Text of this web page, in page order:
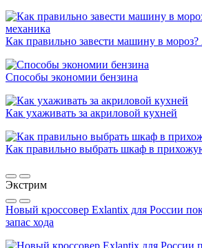
Как правильно завести машину в
Способы экономии бензина
Как ухаживать за акриловой кухней
Как правильно выбрать шкаф в
Экстрим
Новый кроссовер Exlantix для России
запас хода